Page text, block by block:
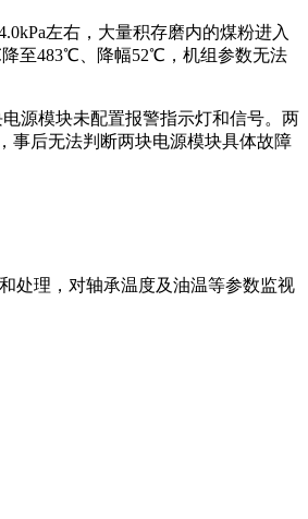
左右，大量积存磨内的煤粉进入
至483℃、降幅52℃，机组参数无法
源模块未配置报警指示灯和信号。两
事后无法判断两块电源模块具体故障
处理，对轴承温度及油温等参数监视